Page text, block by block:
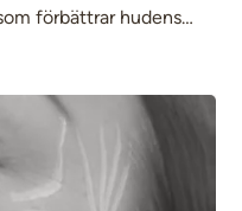
förbättrar hudens
minskar tecken på
kvaliteten på din